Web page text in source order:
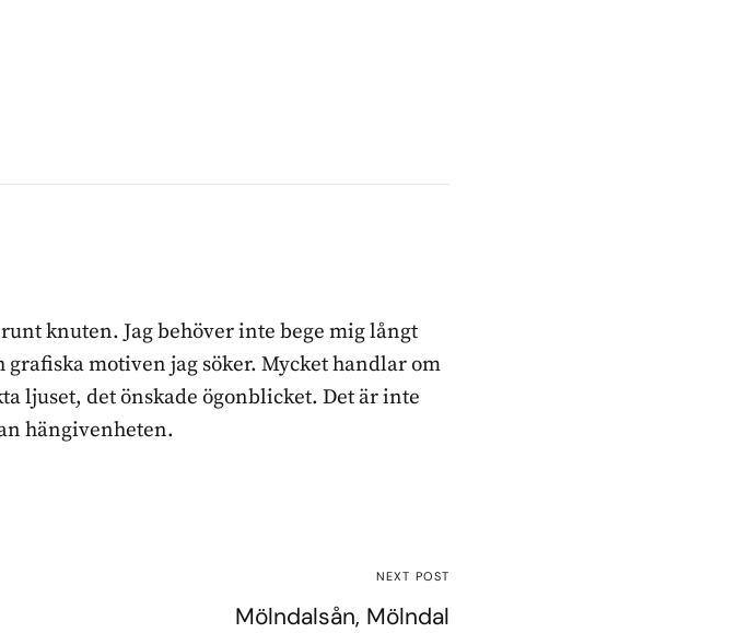
knuten. Jag behöver inte bege mig långt
motiven jag söker. Mycket handlar om
ljuset, det önskade ögonblicket. Det är inte
hängivenheten.
NEXT POST
Mölndalsån, Mölndal